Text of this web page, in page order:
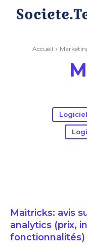
Accueil
Maitricks: avis
analytics (prix,
fonctionnalités)